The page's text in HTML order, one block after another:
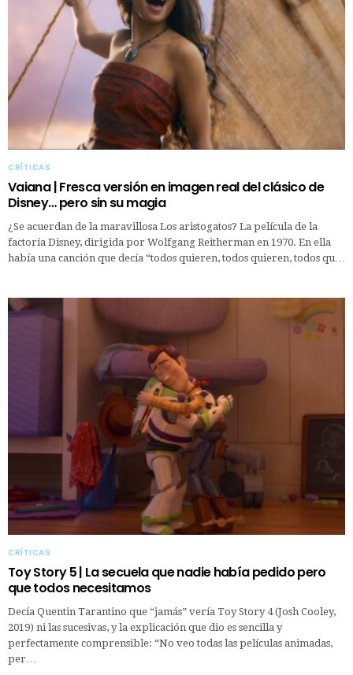
CRÍTICAS
Vaiana | Fresca versión en imagen real del clásico de
Disney… pero sin su magia
¿Se acuerdan de la maravillosa Los aristogatos? La película de la
factoría Disney, dirigida por Wolfgang Reitherman en 1970. En ella
había una canción que decía “todos quieren, todos quieren, todos qu…
CRÍTICAS
Toy Story 5 | La secuela que nadie había pedido pero
que todos necesitamos
Decía Quentin Tarantino que “jamás” vería Toy Story 4 (Josh Cooley,
2019) ni las sucesivas, y la explicación que dio es sencilla y
perfectamente comprensible: “No veo todas las películas animadas,
per…